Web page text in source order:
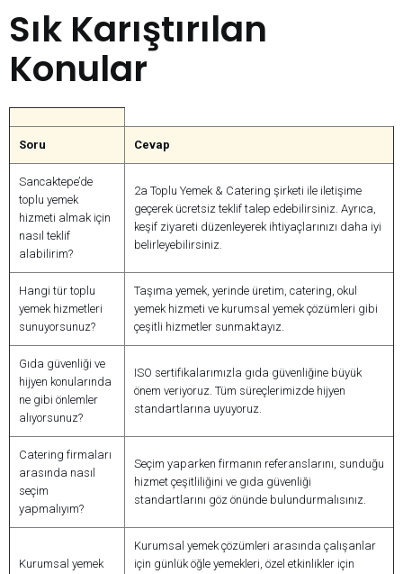
Sık Karıştırılan
Konular
Soru Cevap
Sancaktepe’de
toplu yemek
hizmeti almak için
nasıl teklif
alabilirim?
2a Toplu Yemek & Catering şirketi ile iletişime
geçerek ücretsiz teklif talep edebilirsiniz. Ayrıca,
keşif ziyareti düzenleyerek ihtiyaçlarınızı daha iyi
belirleyebilirsiniz.
Hangi tür toplu
yemek hizmetleri
sunuyorsunuz?
Taşıma yemek, yerinde üretim, catering, okul
yemek hizmeti ve kurumsal yemek çözümleri gibi
çeşitli hizmetler sunmaktayız.
Gıda güvenliği ve
hijyen konularında
ne gibi önlemler
alıyorsunuz?
ISO sertifikalarımızla gıda güvenliğine büyük
önem veriyoruz. Tüm süreçlerimizde hijyen
standartlarına uyuyoruz.
Catering firmaları
arasında nasıl
seçim
yapmalıyım?
Seçim yaparken firmanın referanslarını, sunduğu
hizmet çeşitliliğini ve gıda güvenliği
standartlarını göz önünde bulundurmalısınız.
Kurumsal yemek
Kurumsal yemek çözümleri arasında çalışanlar
için günlük öğle yemekleri, özel etkinlikler için